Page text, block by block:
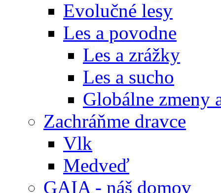
Evolučné lesy
Les a povodne
Les a zrážky
Les a sucho
Globálne zmeny
Zachráňme dravce
Vlk
Medveď
GAIA - náš domov